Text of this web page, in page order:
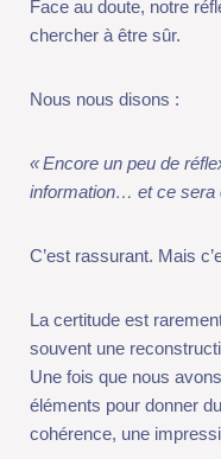
Nous nous disons :
«Encore un peu de
C’est rassurant. Mais
La certitude est rarement
Une fois que nous avons
éléments pour donner du
cohérence, une
Mais avant cela, il n’y a